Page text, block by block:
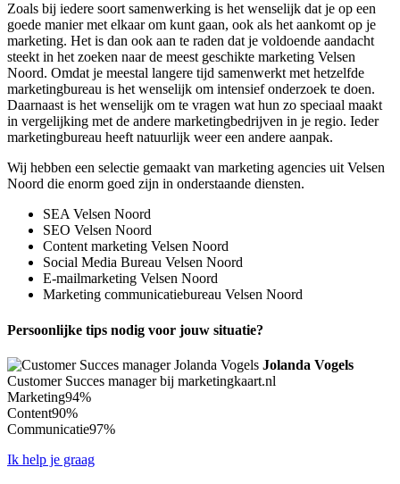
Zoals bij iedere soort samenwerking is het wenselijk dat je op een
goede manier met elkaar om kunt gaan, ook als het aankomt op je
marketing. Het is dan ook aan te raden dat je voldoende aandacht
steekt in het zoeken naar de meest geschikte marketing Velsen
Noord. Omdat je meestal langere tijd samenwerkt met hetzelfde
marketingbureau is het wenselijk om intensief onderzoek te doen.
Daarnaast is het wenselijk om te vragen wat hun zo speciaal maakt
in vergelijking met de andere marketingbedrijven in je regio. Ieder
marketingbureau heeft natuurlijk weer een andere aanpak.
Wij hebben een selectie gemaakt van marketing agencies uit Velsen
Noord die enorm goed zijn in onderstaande diensten.
SEA Velsen Noord
SEO Velsen Noord
Content marketing Velsen Noord
Social Media Bureau Velsen Noord
E-mailmarketing Velsen Noord
Marketing communicatiebureau Velsen Noord
Persoonlijke tips nodig voor jouw situatie?
Jolanda Vogels
Customer Succes manager bij marketingkaart.nl
Marketing94%
Content90%
Communicatie97%
Ik help je graag